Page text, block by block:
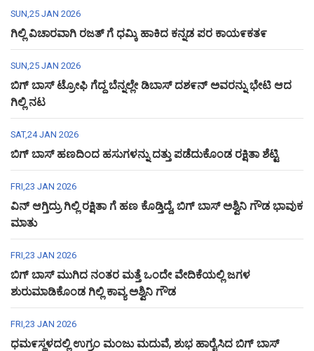
SUN,25 JAN 2026
ಗಿಲ್ಲಿ ವಿಚಾರವಾಗಿ ರಜತ್ ಗೆ ಧಮ್ಕಿ ಹಾಕಿದ ಕನ್ನಡ ಪರ ಕಾಯ೯ಕತ೯
SUN,25 JAN 2026
ಬಿಗ್ ಬಾಸ್ ಟ್ರೋಫಿ ಗೆದ್ದ ಬೆನ್ನಲ್ಲೇ ಡಿಬಾಸ್ ದಶ೯ನ್ ಅವರನ್ನು ಭೇಟಿ ಆದ
ಗಿಲ್ಲಿ ನಟ
SAT,24 JAN 2026
ಬಿಗ್ ಬಾಸ್ ಹಣದಿಂದ ಹಸುಗಳನ್ನು ದತ್ತು ಪಡೆದುಕೊಂಡ ರಕ್ಷಿತಾ ಶೆಟ್ಟಿ
FRI,23 JAN 2026
ವಿನ್ ಆಗ್ತಿದ್ರು ಗಿಲ್ಲಿ ರಕ್ಷಿತಾ ಗೆ ಹಣ ಕೊಡ್ತಿದ್ದೆ, ಬಿಗ್ ಬಾಸ್ ಅಶ್ವಿನಿ ಗೌಡ ಭಾವುಕ
ಮಾತು
FRI,23 JAN 2026
ಬಿಗ್ ಬಾಸ್ ಮುಗಿದ ನಂತರ ಮತ್ತೆ ಒಂದೇ ವೇದಿಕೆಯಲ್ಲಿ ಜಗಳ
ಶುರುಮಾಡಿಕೊಂಡ ಗಿಲ್ಲಿ ಕಾವ್ಯ ಅಶ್ವಿನಿ ಗೌಡ
FRI,23 JAN 2026
ಧಮ೯ಸ್ಥಳದಲ್ಲಿ ಉಗ್ರಂ ಮಂಜು ಮದುವೆ, ಶುಭ ಹಾರೈಸಿದ ಬಿಗ್ ಬಾಸ್